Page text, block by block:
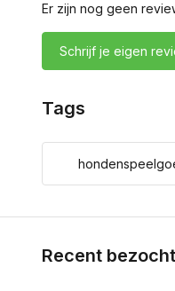
Er zijn nog geen
Schrijf je eigen
Tags
Recent